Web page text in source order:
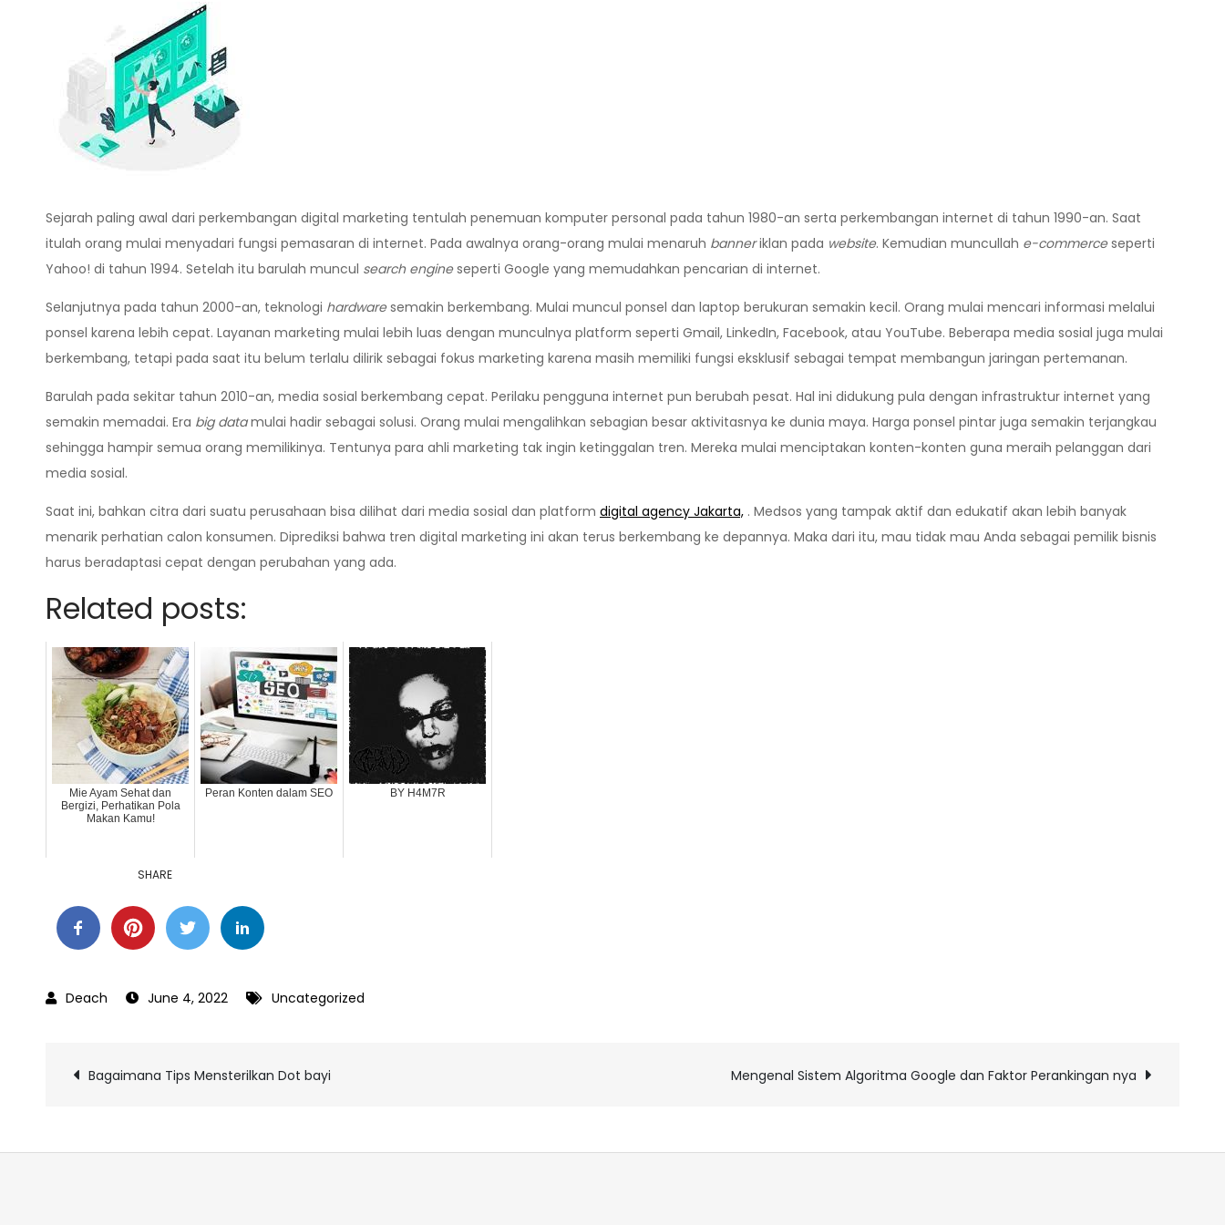
Sejarah paling awal dari perkembangan digital marketing tentulah penemuan komputer personal pada tahun 1980-an serta perkembangan internet di tahun 1990-an. Saat
itulah orang mulai menyadari fungsi pemasaran di internet. Pada awalnya orang-orang mulai menaruh banneriklan pada website. Kemudian muncullah e-commerceseperti
Yahoo! di tahun 1994. Setelah itu barulah muncul search engineseperti Google yang memudahkan pencarian di internet.
Selanjutnya pada tahun 2000-an, teknologi hardwaresemakin berkembang. Mulai muncul ponsel dan laptop berukuran semakin kecil. Orang mulai mencari informasi melalui
ponsel karena lebih cepat. Layanan marketing mulai lebih luas dengan munculnya platform seperti Gmail, LinkedIn, Facebook, atau YouTube. Beberapa media sosial juga mulai
berkembang, tetapi pada saat itu belum terlalu dilirik sebagai fokus marketing karena masih memiliki fungsi eksklusif sebagai tempat membangun jaringan pertemanan.
Barulah pada sekitar tahun 2010-an, media sosial berkembang cepat. Perilaku pengguna internet pun berubah pesat. Hal ini didukung pula dengan infrastruktur internet yang
semakin memadai. Era big datamulai hadir sebagai solusi. Orang mulai mengalihkan sebagian besar aktivitasnya ke dunia maya. Harga ponsel pintar juga semakin terjangkau
sehingga hampir semua orang memilikinya. Tentunya para ahli marketing tak ingin ketinggalan tren. Mereka mulai menciptakan konten-konten guna meraih pelanggan dari
media sosial.
Saat ini, bahkan citra dari suatu perusahaan bisa dilihat dari media sosial dan platform digital agency Jakarta, . Medsos yang tampak aktif dan edukatif akan lebih banyak
menarik perhatian calon konsumen. Diprediksi bahwa tren digital marketing ini akan terus berkembang ke depannya. Maka dari itu, mau tidak mau Anda sebagai pemilik bisnis
harus beradaptasi cepat dengan perubahan yang ada.
Related posts:
Mie Ayam Sehat dan
Bergizi, Perhatikan Pola
Makan Kamu!
Peran Konten dalam SEO BY H4M7R
SHARE
June 4, 2022 Uncategorized
Post
Bagaimana Tips Mensterilkan Dot bayi Mengenal Sistem Algoritma Google dan Faktor Perankingan nya